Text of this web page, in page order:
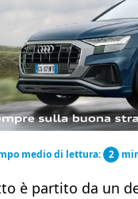
medio di lettura: 2
è partito da un